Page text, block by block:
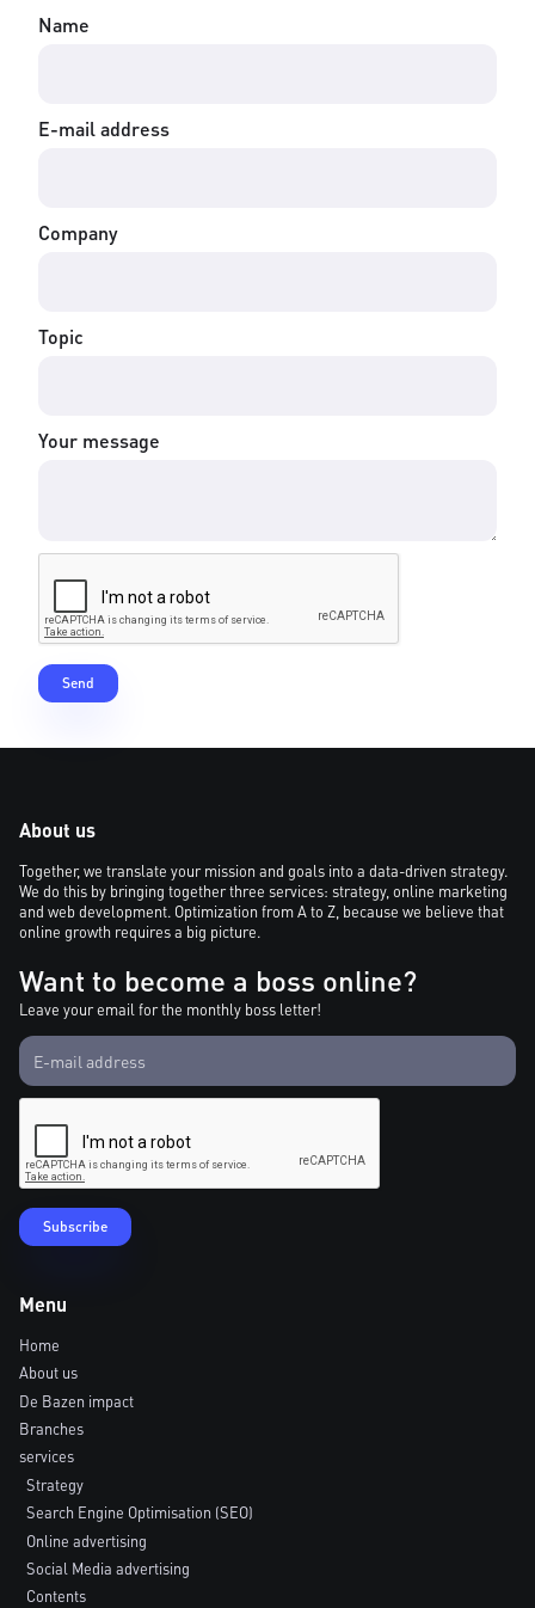
Name
E-mail address
Company
Topic
Your message
About us
Together, we translate your mission and goals into a data-driven strategy.
We do this by bringing together three services: strategy, online marketing
and web development. Optimization from A to Z, because we believe that
online growth requires a big picture.
Want to become a boss online?
Leave your email for the monthly boss letter!
Menu
Home
About us
De Bazen impact
Branches
services
Strategy
Search Engine Optimisation (SEO)
Online advertising
Social Media advertising
Contents